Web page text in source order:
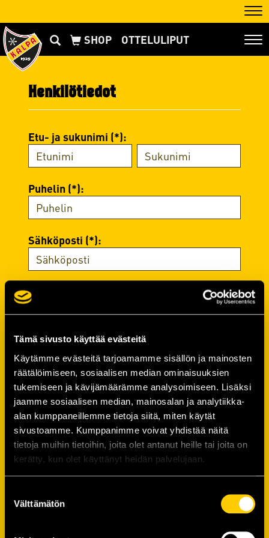
Tämä sivusto käyttää evästeitä
Käytämme evästeitä tarjoamamme sisällön ja mainosten
räätälöimiseen, sosiaalisen median ominaisuuksien
tukemiseen ja kävijämäärämme analysoimiseen. Lisäksi
jaamme sosiaalisen median, mainosalan ja analytiikka-
alan kumppaneillemme tietoja siitä, miten käytät
sivustoamme. Kumppanimme voivat yhdistää näitä
tietoja muihin tietoihin, joita olet antanut heille tai joita on
kerätty, kun olet käyttänyt heidän palvelujaan.
valinta
Välttämätön
OTTELULIPUT
Henkilötiedot
Etu- ja sukunimi (*):
Puhelin (*):
Sähköposti (*):
Salasana
Salasana (*):
Vahvista salasana (*):
Yhteystiedot
Katuosoite (*):